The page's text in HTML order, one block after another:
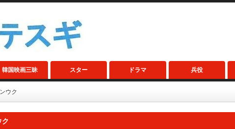
韓国映画三昧 スター ドラマ 兵役
ウク